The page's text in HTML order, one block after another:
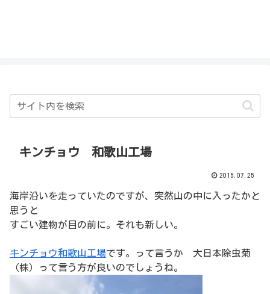
キンチョウ 和歌山工場
2015.07.25
海岸沿いを走っていたのですが、突然山の中に入ったかと
思うと
すごい建物が目の前に。それも新しい。
キンチョウ和歌山工場です。って言うか 大日本除虫菊
（株）って言う方が良いのでしょうね。